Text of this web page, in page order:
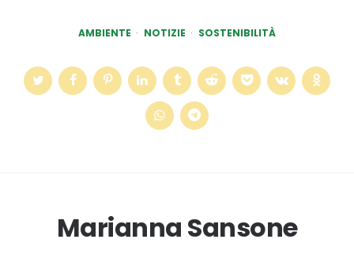
AMBIENTE NOTIZIE SOSTENIBILITÀ
Marianna Sansone